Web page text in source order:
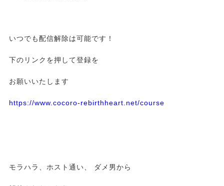
いつでも配信解除は可能です！
下のリンクを押して登録を
お願いいたします
https://www.cocoro-rebirthheart.net/course
モラハラ、ホスト通い、 ダメ男から